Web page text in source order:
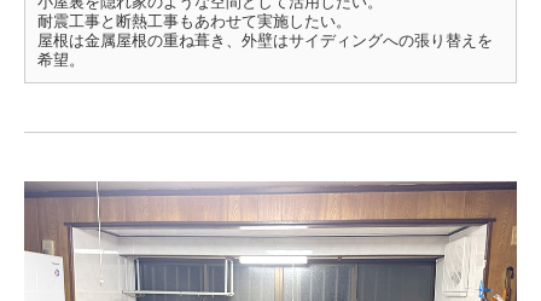
耐震工事と断熱工事もあわせて実施したい。
屋根は金属屋根の重ね葺き、外壁はサイディングへの張り替えを
希望。